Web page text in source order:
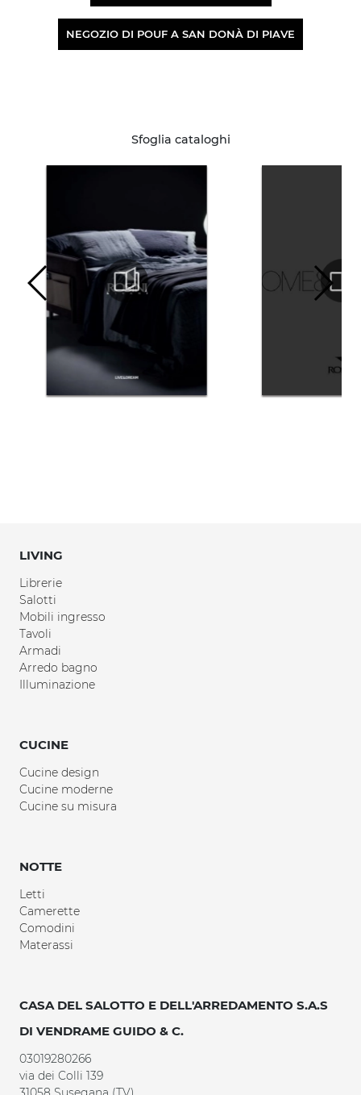
NEGOZIO DI POUF A SAN DONÀ DI PIAVE
Sfoglia cataloghi
LIVING
Librerie
Salotti
Mobili ingresso
Tavoli
Armadi
Arredo bagno
Illuminazione
CUCINE
Cucine design
Cucine moderne
Cucine su misura
NOTTE
Letti
Camerette
Comodini
Materassi
CASA DEL SALOTTO E DELL'ARREDAMENTO S.A.S
DI VENDRAME GUIDO & C.
03019280266
via dei Colli 139